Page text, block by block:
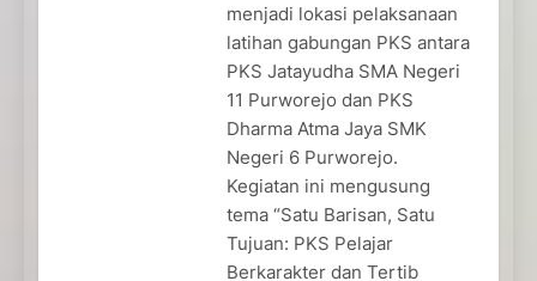
menjadi lokasi pelaksanaan
latihan gabungan PKS antara
PKS Jatayudha SMA Negeri
11 Purworejo dan PKS
Dharma Atma Jaya SMK
Negeri 6 Purworejo.
Kegiatan ini mengusung
tema “Satu Barisan, Satu
Tujuan: PKS Pelajar
Berkarakter dan Tertib